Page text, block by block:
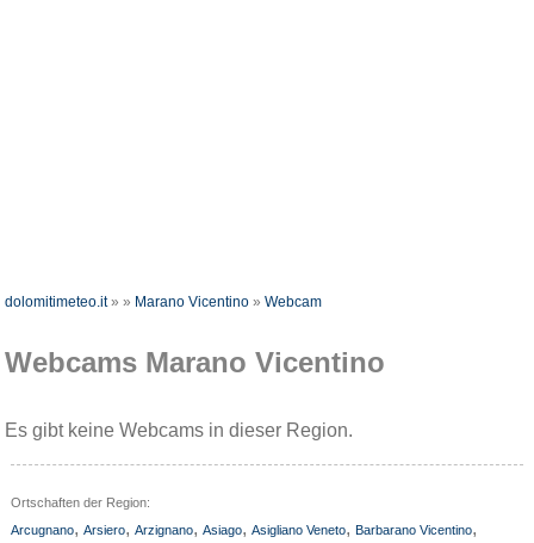
dolomitimeteo.it»» Marano Vicentino »Webcam
Webcams Marano Vicentino
Es gibt keine Webcams in dieser Region.
Ortschaften der Region:
Arcugnano, Arsiero, Arzignano, Asiago, Asigliano Veneto, Barbarano Vicentino,